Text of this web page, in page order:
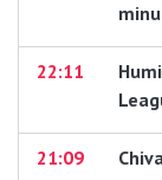
22:11
21:09